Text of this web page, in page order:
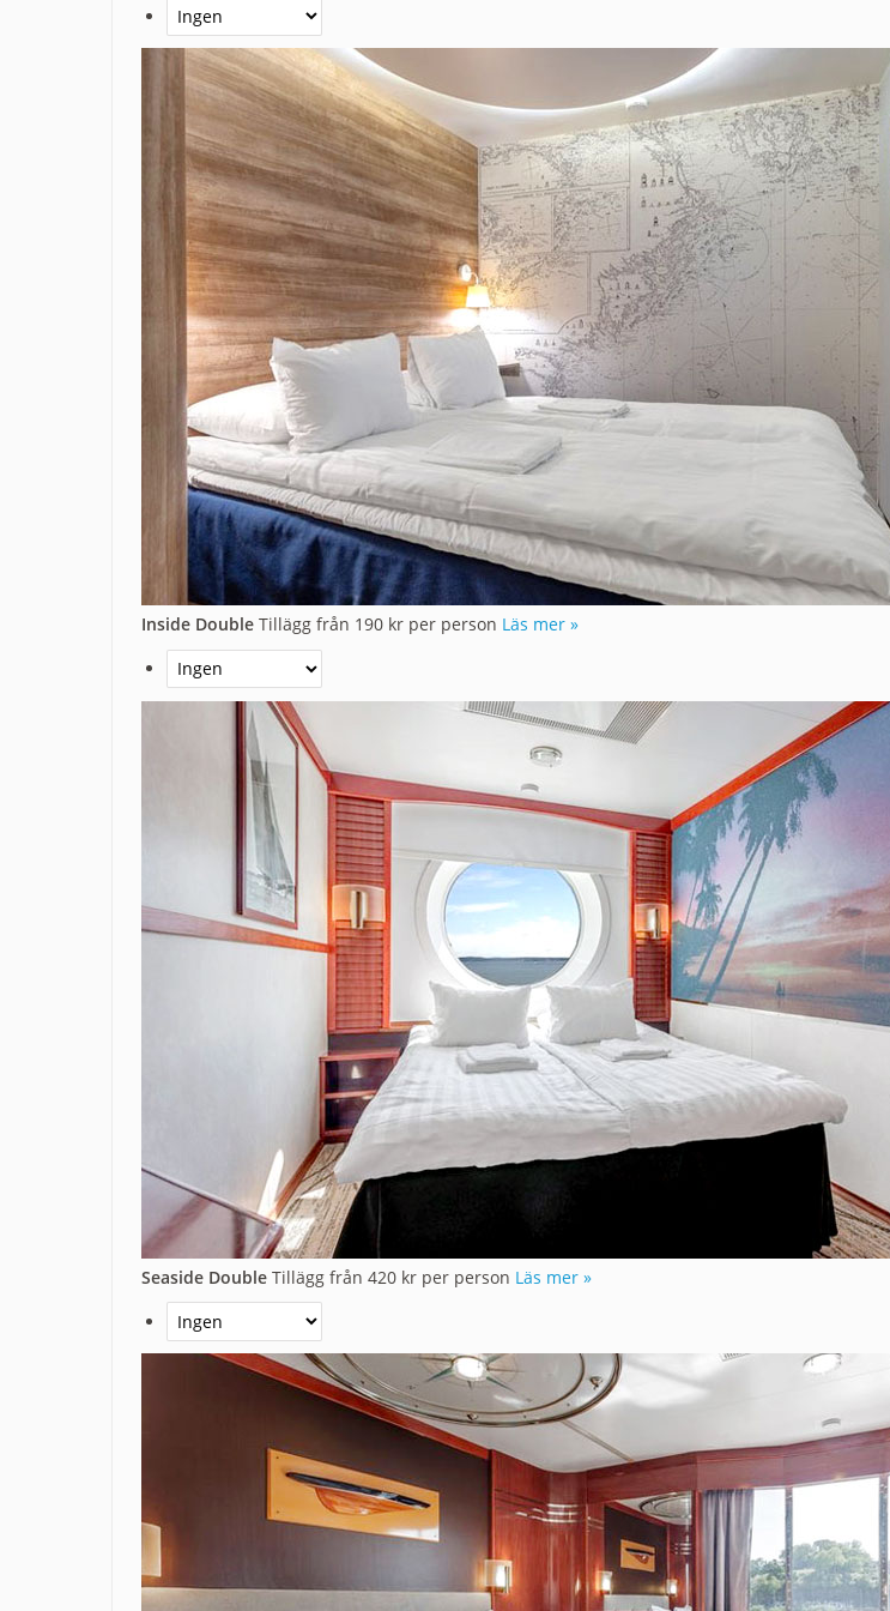
Inside Double Tillägg från 190 kr per person Läs mer »
Seaside Double Tillägg från 420 kr per person Läs mer »